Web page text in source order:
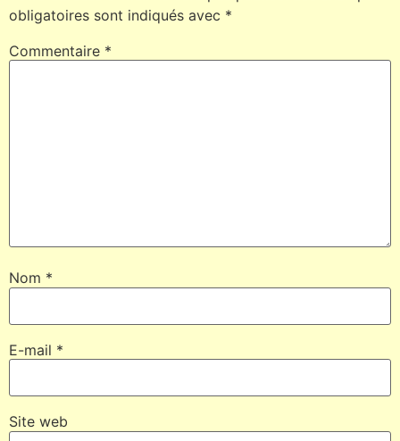
obligatoires sont indiqués avec *
Commentaire *
Nom *
E-mail *
Site web